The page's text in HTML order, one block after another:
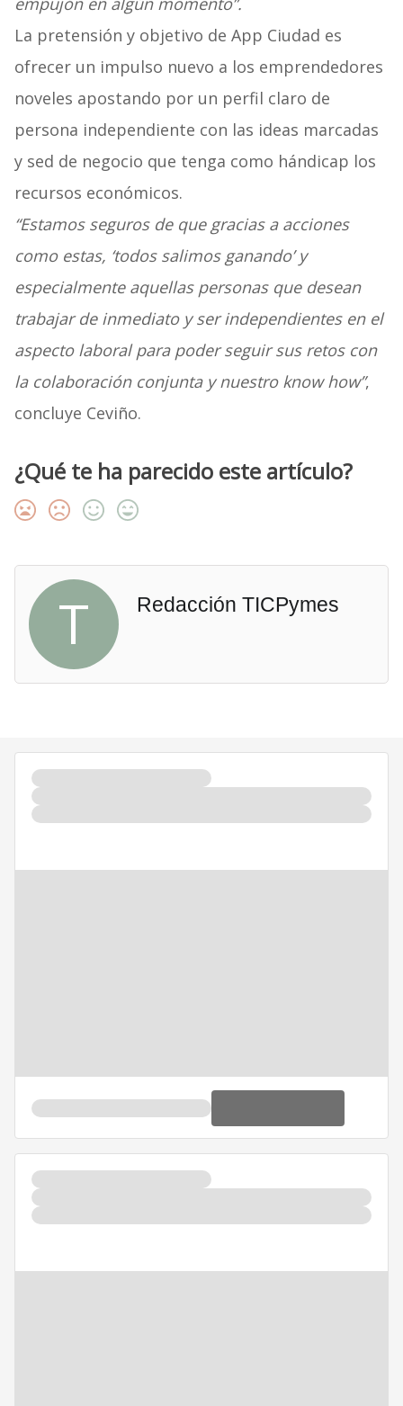
La pretensión y objetivo de App Ciudad es
ofrecer un impulso nuevo a los emprendedores
noveles apostando por un perfil claro de
persona independiente con las ideas marcadas
y sed de negocio que tenga como hándicap los
recursos económicos.
“Estamos seguros de que gracias a acciones
como estas, ‘todos salimos ganando’ y
especialmente aquellas personas que desean
trabajar de inmediato y ser independientes en el
aspecto laboral para poder seguir sus retos con
la colaboración conjunta y nuestro know how”,
concluye Ceviño.
¿Qué te ha parecido este artículo?
T Redacción TICPymes